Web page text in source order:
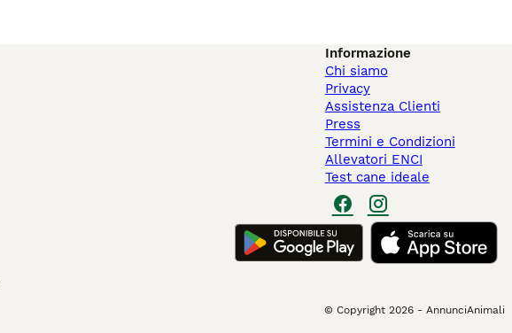
Informazione
Chi siamo
Privacy
Assistenza Clienti
Press
Termini e Condizioni
Allevatori ENCI
Test cane ideale
© Copyright 2026 - AnnunciAnimali